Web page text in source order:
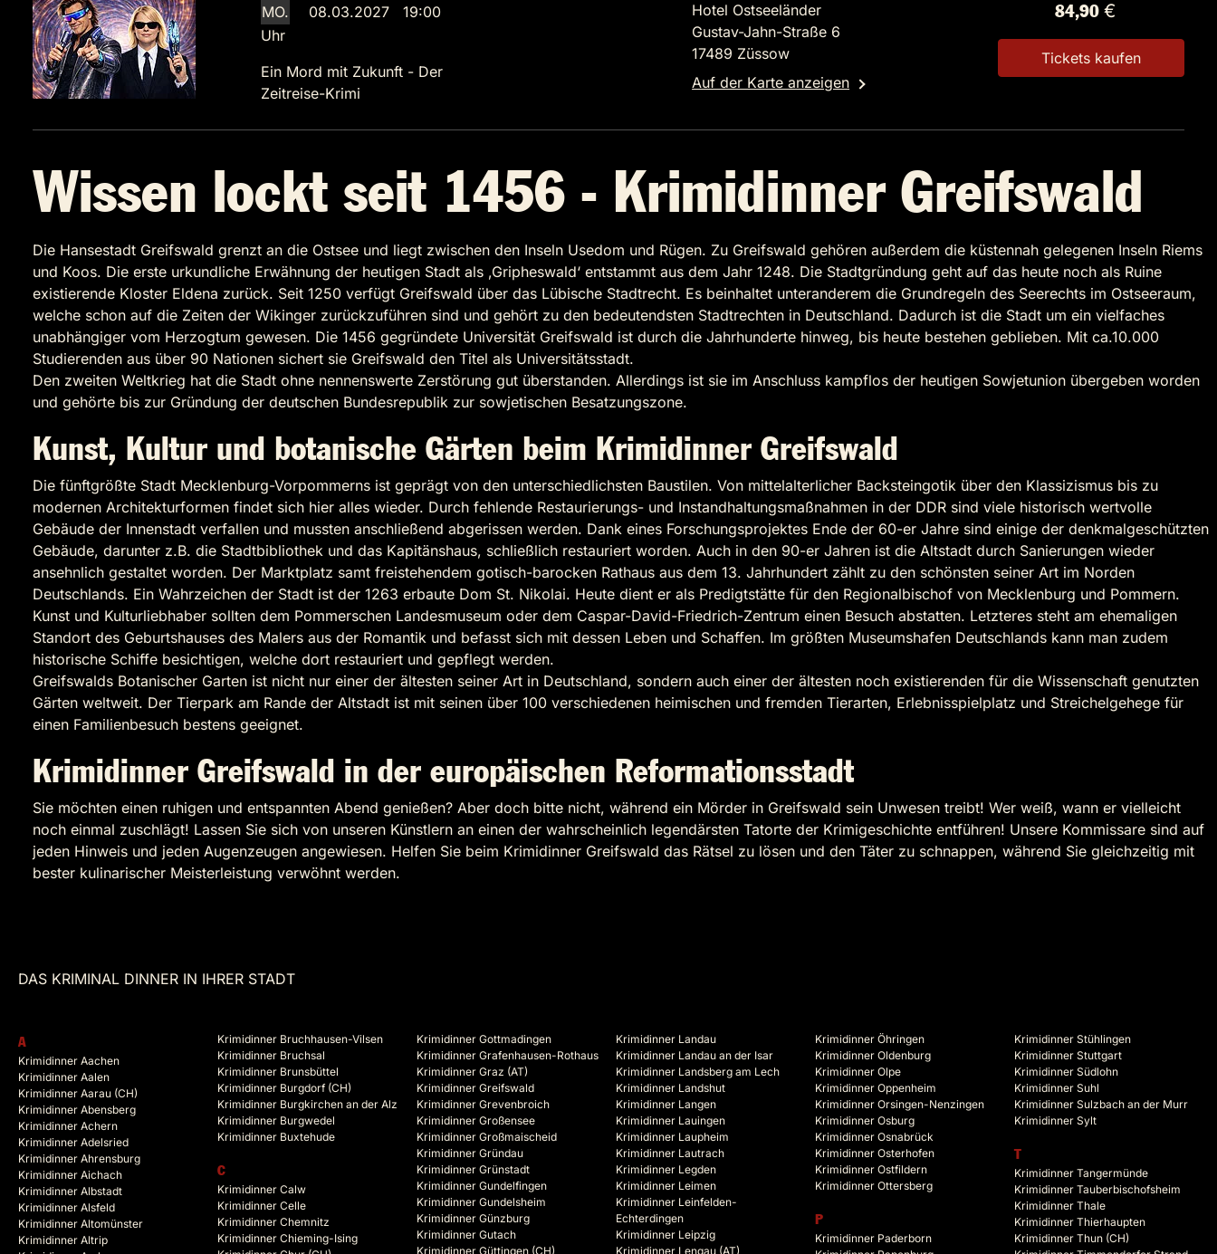
MO.
08.03.2027 19:00
Uhr
Ein Mord mit Zukunft - Der
Zeitreise-Krimi
Hotel Ostseeländer
Gustav-Jahn-Straße 6
17489 Züssow
Auf der Karte anzeigen
84,90 €
Tickets kaufen
Wissen lockt seit 1456 - Krimidinner Greifswald
Die Hansestadt Greifswald grenzt an die Ostsee und liegt zwischen den Inseln Usedom und Rügen. Zu Greifswald gehören außerdem die küstennah gelegenen Inseln Riems
und Koos. Die erste urkundliche Erwähnung der heutigen Stadt als ‚Gripheswald‘ entstammt aus dem Jahr 1248. Die Stadtgründung geht auf das heute noch als Ruine
existierende Kloster Eldena zurück. Seit 1250 verfügt Greifswald über das Lübische Stadtrecht. Es beinhaltet unteranderem die Grundregeln des Seerechts im Ostseeraum,
welche schon auf die Zeiten der Wikinger zurückzuführen sind und gehört zu den bedeutendsten Stadtrechten in Deutschland. Dadurch ist die Stadt um ein vielfaches
unabhängiger vom Herzogtum gewesen. Die 1456 gegründete Universität Greifswald ist durch die Jahrhunderte hinweg, bis heute bestehen geblieben. Mit ca.10.000
Studierenden aus über 90 Nationen sichert sie Greifswald den Titel als Universitätsstadt.
Den zweiten Weltkrieg hat die Stadt ohne nennenswerte Zerstörung gut überstanden. Allerdings ist sie im Anschluss kampflos der heutigen Sowjetunion übergeben worden
und gehörte bis zur Gründung der deutschen Bundesrepublik zur sowjetischen Besatzungszone.
Kunst, Kultur und botanische Gärten beim Krimidinner Greifswald
Die fünftgrößte Stadt Mecklenburg-Vorpommerns ist geprägt von den unterschiedlichsten Baustilen. Von mittelalterlicher Backsteingotik über den Klassizismus bis zu
modernen Architekturformen findet sich hier alles wieder. Durch fehlende Restaurierungs- und Instandhaltungsmaßnahmen in der DDR sind viele historisch wertvolle
Gebäude der Innenstadt verfallen und mussten anschließend abgerissen werden. Dank eines Forschungsprojektes Ende der 60-er Jahre sind einige der denkmalgeschützten
Gebäude, darunter z.B. die Stadtbibliothek und das Kapitänshaus, schließlich restauriert worden. Auch in den 90-er Jahren ist die Altstadt durch Sanierungen wieder
ansehnlich gestaltet worden. Der Marktplatz samt freistehendem gotisch-barocken Rathaus aus dem 13. Jahrhundert zählt zu den schönsten seiner Art im Norden
Deutschlands. Ein Wahrzeichen der Stadt ist der 1263 erbaute Dom St. Nikolai. Heute dient er als Predigtstätte für den Regionalbischof von Mecklenburg und Pommern.
Kunst und Kulturliebhaber sollten dem Pommerschen Landesmuseum oder dem Caspar-David-Friedrich-Zentrum einen Besuch abstatten. Letzteres steht am ehemaligen
Standort des Geburtshauses des Malers aus der Romantik und befasst sich mit dessen Leben und Schaffen. Im größten Museumshafen Deutschlands kann man zudem
historische Schiffe besichtigen, welche dort restauriert und gepflegt werden.
Greifswalds Botanischer Garten ist nicht nur einer der ältesten seiner Art in Deutschland, sondern auch einer der ältesten noch existierenden für die Wissenschaft genutzten
Gärten weltweit. Der Tierpark am Rande der Altstadt ist mit seinen über 100 verschiedenen heimischen und fremden Tierarten, Erlebnisspielplatz und Streichelgehege für
einen Familienbesuch bestens geeignet.
Krimidinner Greifswald in der europäischen Reformationsstadt
Sie möchten einen ruhigen und entspannten Abend genießen? Aber doch bitte nicht, während ein Mörder in Greifswald sein Unwesen treibt! Wer weiß, wann er vielleicht
noch einmal zuschlägt! Lassen Sie sich von unseren Künstlern an einen der wahrscheinlich legendärsten Tatorte der Krimigeschichte entführen! Unsere Kommissare sind auf
jeden Hinweis und jeden Augenzeugen angewiesen. Helfen Sie beim Krimidinner Greifswald das Rätsel zu lösen und den Täter zu schnappen, während Sie gleichzeitig mit
bester kulinarischer Meisterleistung verwöhnt werden.
DAS KRIMINAL DINNER IN IHRER STADT
A
Krimidinner Aachen
Krimidinner Aalen
Krimidinner Aarau (CH)
Krimidinner Abensberg
Krimidinner Achern
Krimidinner Adelsried
Krimidinner Ahrensburg
Krimidinner Aichach
Krimidinner Albstadt
Krimidinner Alsfeld
Krimidinner Altomünster
Krimidinner Altrip
Krimidinner Bruchhausen-Vilsen
Krimidinner Bruchsal
Krimidinner Brunsbüttel
Krimidinner Burgdorf (CH)
Krimidinner Burgkirchen an der Alz
Krimidinner Burgwedel
Krimidinner Buxtehude
C
Krimidinner Calw
Krimidinner Celle
Krimidinner Chemnitz
Krimidinner Chieming-Ising
Krimidinner Gottmadingen
Krimidinner Grafenhausen-Rothaus
Krimidinner Graz (AT)
Krimidinner Greifswald
Krimidinner Grevenbroich
Krimidinner Großensee
Krimidinner Großmaischeid
Krimidinner Gründau
Krimidinner Grünstadt
Krimidinner Gundelfingen
Krimidinner Gundelsheim
Krimidinner Günzburg
Krimidinner Gutach
Krimidinner Güttingen (CH)
Krimidinner Landau
Krimidinner Landau an der Isar
Krimidinner Landsberg am Lech
Krimidinner Landshut
Krimidinner Langen
Krimidinner Lauingen
Krimidinner Laupheim
Krimidinner Lautrach
Krimidinner Legden
Krimidinner Leimen
Krimidinner Leinfelden-
Echterdingen
Krimidinner Leipzig
Krimidinner Lengau (AT)
Krimidinner Öhringen
Krimidinner Oldenburg
Krimidinner Olpe
Krimidinner Oppenheim
Krimidinner Orsingen-Nenzingen
Krimidinner Osburg
Krimidinner Osnabrück
Krimidinner Osterhofen
Krimidinner Ostfildern
Krimidinner Ottersberg
P
Krimidinner Paderborn
Krimidinner Stühlingen
Krimidinner Stuttgart
Krimidinner Südlohn
Krimidinner Suhl
Krimidinner Sulzbach an der Murr
Krimidinner Sylt
T
Krimidinner Tangermünde
Krimidinner Tauberbischofsheim
Krimidinner Thale
Krimidinner Thierhaupten
Krimidinner Thun (CH)